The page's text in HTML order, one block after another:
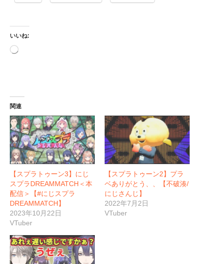
いいね:
読
関連
【スプラトゥーン3】にじ
スプラDREAMMATCH＜本
配信＞【#にじスプラ
DREAMMATCH】
2023年10月22日
VTuber
【スプラトゥーン2】プラ
ベありがとう、、【不破湊/
にじさんじ】
2022年7月2日
VTuber